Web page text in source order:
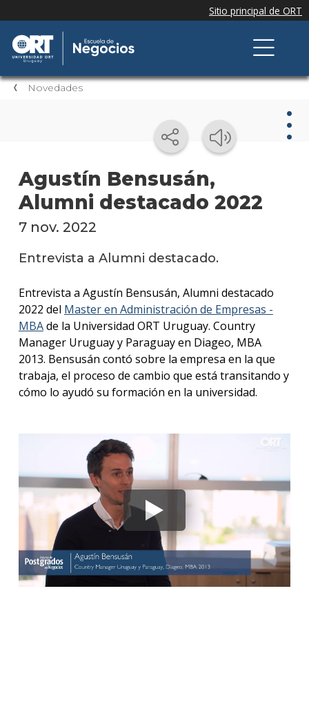
Novedades
Agustín Bensusán,
Alumni destacado 2022
7 nov. 2022
Entrevista a Alumni destacado.
Entrevista a Agustín Bensusán, Alumni destacado
2022 del Master en Administración de Empresas -
MBAde la Universidad ORT Uruguay. Country
Manager Uruguay y Paraguay en Diageo, MBA
2013. Bensusán contó sobre la empresa en la que
trabaja, el proceso de cambio que está transitando y
cómo lo ayudó su formación en la universidad.